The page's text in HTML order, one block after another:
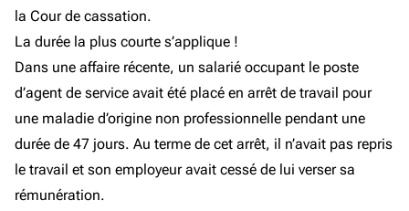
la Cour de cassation.
La durée la plus courte s’applique !
Dans une affaire récente, un salarié occupant le poste
d’agent de service avait été placé en arrêt de travail pour
une maladie d’origine non professionnelle pendant une
durée de 47 jours. Au terme de cet arrêt, il n’avait pas repris
le travail et son employeur avait cessé de lui verser sa
rémunération.